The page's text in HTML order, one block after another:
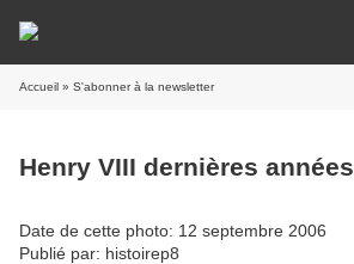
Accueil » S'abonner à la newsletter
Henry VIII dernières années
Date de cette photo: 12 septembre 2006
Publié par: histoirep8